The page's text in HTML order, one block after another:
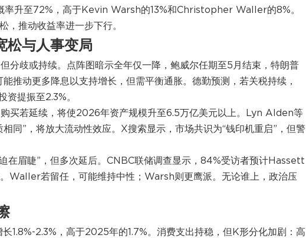
升至72%，高于Kevin Warsh的13%和Christopher Waller的8%。
推动收益率进一步下行。
松与人事变局
分歧或持续。点阵图暗示全年仅一降，鲍威尔任期至5月结束，特朗普
推动更多降息以支持增长，但需平衡通胀。德勤预测，若关税持续，
提振至2.3%。
买若延续，将使2026年资产规模升至6.5万亿美元以上。Lyn Alden等
同”，将放大流动性效应。X搜索显示，市场共识为“钱印机重启”，但警
在眉睫”，但多次延后。CNBC联储调查显示，84%受访者预计Hassett
Waller若留任，可能维持中性；Warsh则更鹰派。无论谁上，政治压
1.8%-2.3%，高于2025年的1.7%。消费支出持稳，但K形分化加剧：高